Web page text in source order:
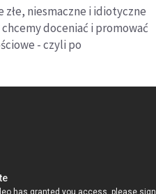
niesmaczne i idiotyczne
doceniać i promować
- czyli po